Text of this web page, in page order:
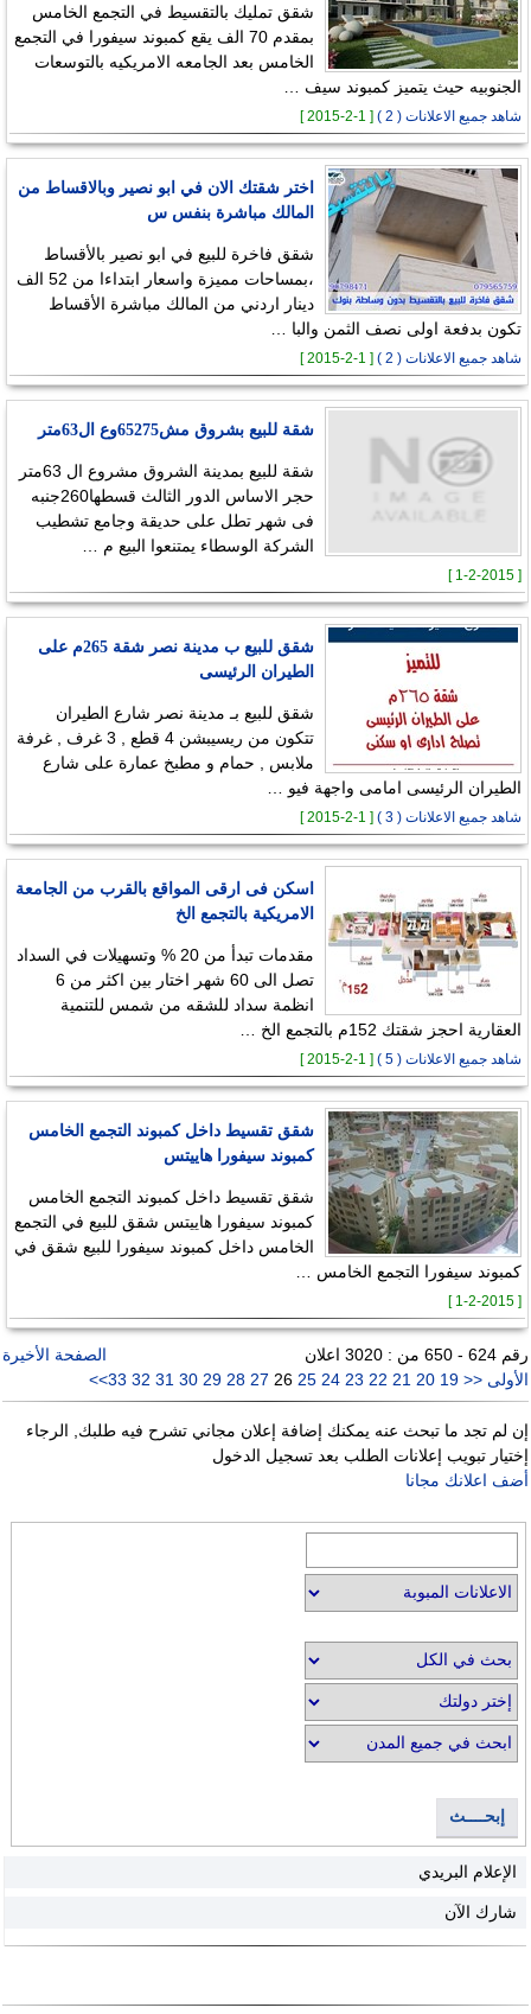
شقق تمليك بالتقسيط في التجمع الخامس
بمقدم 70 الف يقع كمبوند سيفورا في التجمع
الخامس بعد الجامعه الامريكيه بالتوسعات
الجنوبيه حيث يتميز كمبوند سيف …
شاهد جميع الاعلانات ( 2 ) [ 1-2-2015 ]
اختر شقتك الان في ابو نصير وبالاقساط من
المالك مباشرة بنفس س
شقق فاخرة للبيع في ابو نصير بالأقساط
،بمساحات مميزة واسعار ابتداءا من 52 الف
دينار اردني من المالك مباشرة الأقساط
تكون بدفعة اولى نصف الثمن والبا …
شاهد جميع الاعلانات ( 2 ) [ 1-2-2015 ]
شقة للبيع بشروق مش65275وع ال63متر
شقة للبيع بمدينة الشروق مشروع ال 63متر
حجر اﻻساس الدور الثالث قسطها260جنبه
فى شهر تطل على حديقة وجامع تشطيب
الشركة الوسطاء يمتنعوا البيع م …
[ 1-2-2015 ]
شقق للبيع ب مدينة نصر شقة 265م على
الطيران الرئيسى
شقق للبيع بـ مدينة نصر شارع الطيران
تتكون من ريسيبشن 4 قطع , 3 غرف , غرفة
ملابس , حمام و مطبخ عمارة على شارع
الطيران الرئيسى امامى واجهة فيو …
شاهد جميع الاعلانات ( 3 ) [ 1-2-2015 ]
اسكن فى ارقى المواقع بالقرب من الجامعة
الامريكية بالتجمع الخ
مقدمات تبدأ من 20 % وتسهيلات في السداد
تصل الى 60 شهر اختار بين اكثر من 6
انظمة سداد للشقه من شمس للتنمية
العقارية احجز شقتك 152م بالتجمع الخ …
شاهد جميع الاعلانات ( 5 ) [ 1-2-2015 ]
شقق تقسيط داخل كمبوند التجمع الخامس
كمبوند سيفورا هاييتس
شقق تقسيط داخل كمبوند التجمع الخامس
كمبوند سيفورا هاييتس شقق للبيع في التجمع
الخامس داخل كمبوند سيفورا للبيع شقق في
كمبوند سيفورا التجمع الخامس …
[ 1-2-2015 ]
رقم 624 - 650 من : 3020 اعلان
الصفحة الأخيرة
الأولى<<
19
20
24
25
26
28
29
30
>>
إن لم تجد ما تبحث عنه يمكنك إضافة إعلان مجاني تشرح فيه طلبك, الرجاء
إختيار تبويب إعلانات الطلب بعد تسجيل الدخول
أضف اعلانك مجانا
إبحــــث
الإعلام البريدي
شارك الآن